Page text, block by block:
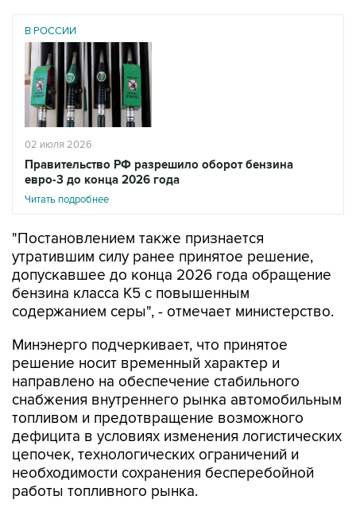
В РОССИИ
02 июля 2026
Правительство РФ разрешило оборот бензина
евро-3 до конца 2026 года
Читать подробнее
"Постановлением также признается
утратившим силу ранее принятое решение,
допускавшее до конца 2026 года обращение
бензина класса К5 с повышенным
содержанием серы", - отмечает министерство.
Минэнерго подчеркивает, что принятое
решение носит временный характер и
направлено на обеспечение стабильного
снабжения внутреннего рынка автомобильным
топливом и предотвращение возможного
дефицита в условиях изменения логистических
цепочек, технологических ограничений и
необходимости сохранения бесперебойной
работы топливного рынка.